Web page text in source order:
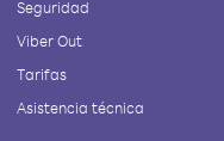
Seguridad
Viber Out
Tarifas
Asistencia técnica